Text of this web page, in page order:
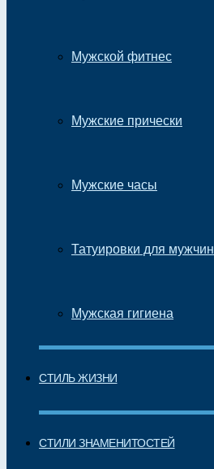
Мужской фитнес
Мужские прически
Мужские часы
Татуировки для мужчин
Мужская гигиена
СТИЛЬ ЖИЗНИ
СТИЛИ ЗНАМЕНИТОСТЕЙ